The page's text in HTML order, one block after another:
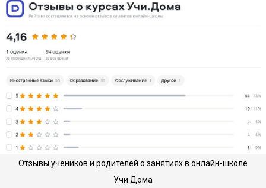
Отзывы учеников и родителей о занятиях в онлайн-школе
Учи.Дома